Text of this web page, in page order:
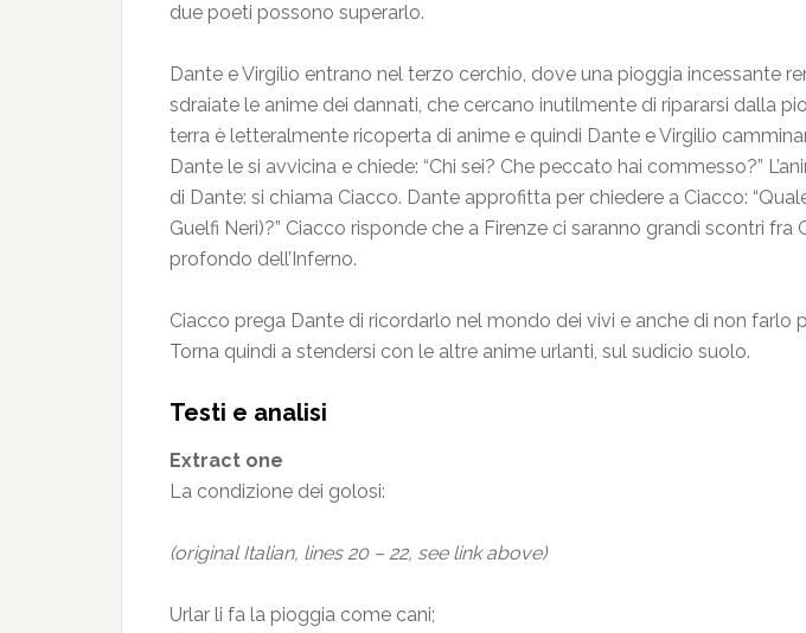
due poeti possono superarlo.
Dante e Virgilio entrano nel terzo cerchio, dove una pioggia incessante
sdraiate le anime dei dannati, che cercano inutilmente di ripararsi dalla
terra è letteralmente ricoperta di anime e quindi Dante e Virgilio
Dante le si avvicina e chiede: “Chi sei? Che peccato hai commesso?”
di Dante: si chiama Ciacco. Dante approfitta per chiedere a Ciacco:
Guelfi Neri)?” Ciacco risponde che a Firenze ci saranno grandi scontri
profondo dell’Inferno.
Ciacco prega Dante di ricordarlo nel mondo dei vivi e anche di non farlo
Torna quindi a stendersi con le altre anime urlanti, sul sudicio suolo.
Testi e analisi
Extract one
La condizione dei golosi:
(original Italian, lines 20 – 22, see link above)
Urlar li fa la pioggia come cani;